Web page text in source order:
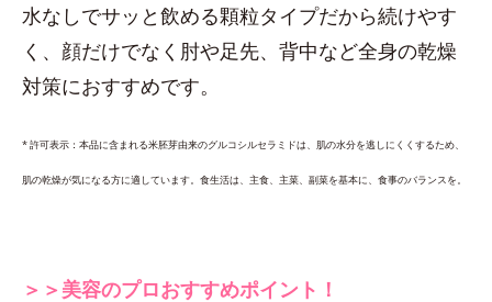
水なしでサッと飲める顆粒タイプだから続けやす
く、顔だけでなく肘や足先、背中など全身の乾燥
対策におすすめです。
* 許可表示：本品に含まれる米胚芽由来のグルコシルセラミドは、肌の水分を逃しにくくするため、
肌の乾燥が気になる方に適しています。食生活は、主食、主菜、副菜を基本に、食事のバランスを。
＞＞美容のプロおすすめポイント！